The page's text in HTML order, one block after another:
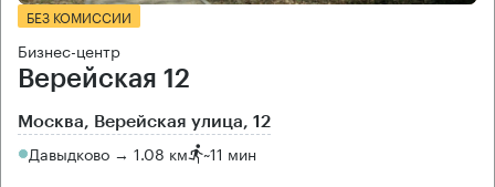
БЕЗ КОМИССИИ
Бизнес-центр
Верейская 12
Москва, Верейская улица, 12
Давыдково → 1.08 км ~11 мин